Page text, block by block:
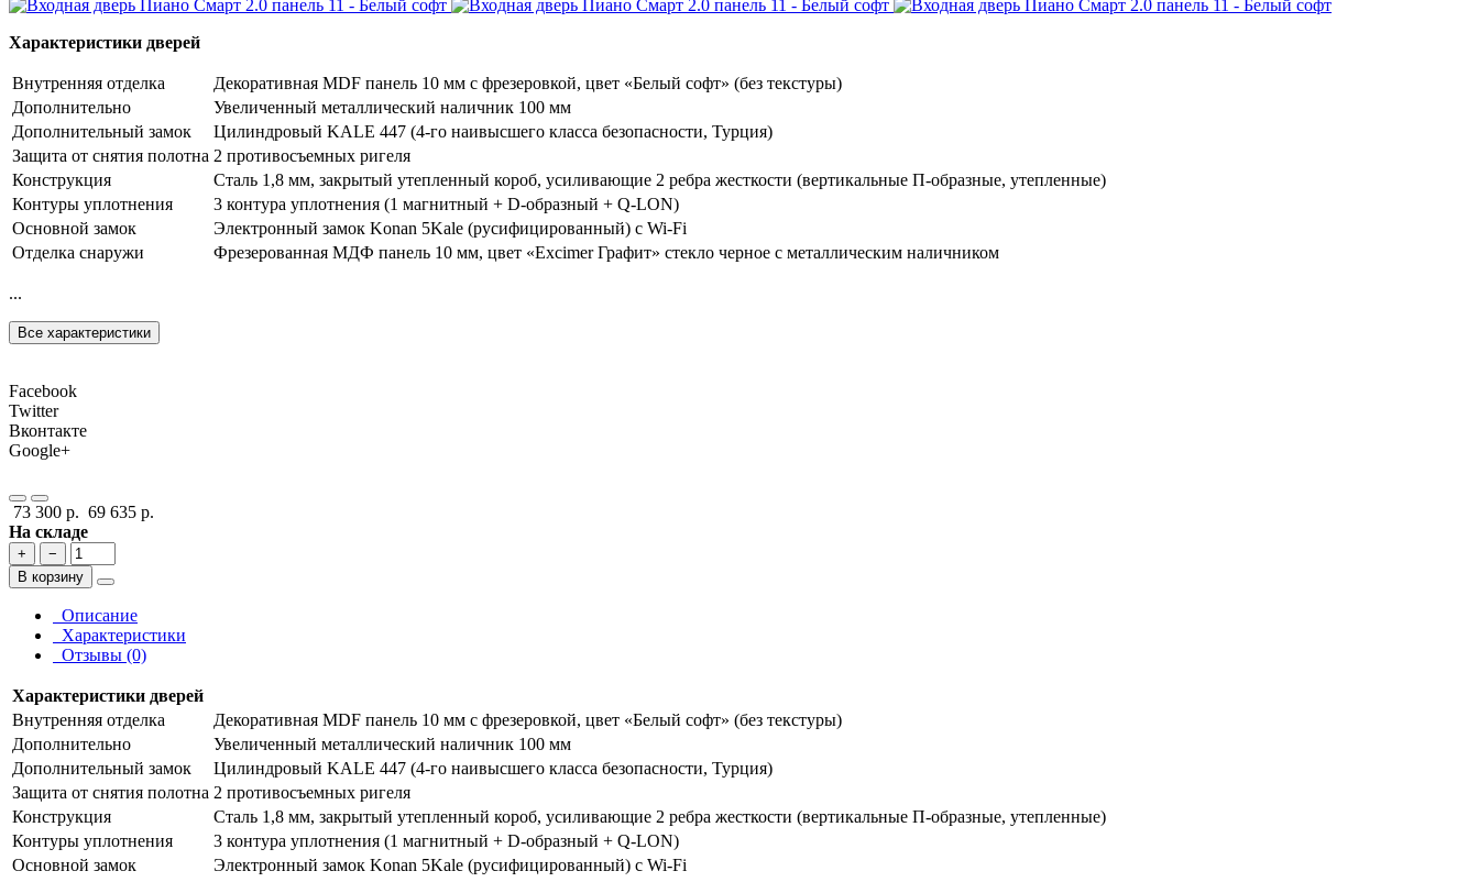
Характеристики дверей
Внутренняя отделка
Декоративная MDF панель 10 мм с фрезеровкой, цвет «Белый софт» (без текстуры)
Дополнительно
Увеличенный металлический наличник 100 мм
Дополнительный замок
Цилиндровый KALE 447 (4-го наивысшего класса безопасности, Турция)
Защита от снятия полотна 2 противосъемных ригеля
Конструкция
Сталь 1,8 мм, закрытый утепленный короб, усиливающие 2 ребра жесткости (вертикальные П-образные, утепленные)
Контуры уплотнения
3 контура уплотнения (1 магнитный + D-образный + Q-LON)
Основной замок
Электронный замок Konan 5Kale (русифицированный) с Wi-Fi
Отделка снаружи
Фрезерованная МДФ панель 10 мм, цвет «Excimer Графит» стекло черное с металлическим наличником
...
Все характеристики
Facebook
Twitter
Вконтакте
Google+
73 300 р. 69 635 р.
На складе
+
−
В корзину
Описание
Характеристики
Отзывы (0)
Характеристики дверей
Внутренняя отделка
Декоративная MDF панель 10 мм с фрезеровкой, цвет «Белый софт» (без текстуры)
Дополнительно
Увеличенный металлический наличник 100 мм
Дополнительный замок
Цилиндровый KALE 447 (4-го наивысшего класса безопасности, Турция)
Защита от снятия полотна 2 противосъемных ригеля
Конструкция
Сталь 1,8 мм, закрытый утепленный короб, усиливающие 2 ребра жесткости (вертикальные П-образные, утепленные)
Контуры уплотнения
3 контура уплотнения (1 магнитный + D-образный + Q-LON)
Основной замок
Электронный замок Konan 5Kale (русифицированный) с Wi-Fi